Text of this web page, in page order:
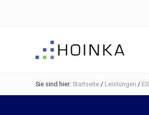
navigation
nachhaltig
Planen
Sie sind hier: Startseite / Leistungen /